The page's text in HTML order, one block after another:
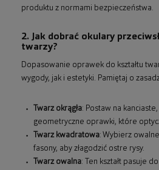
produktu z normami bezpieczeństwa.
2. Jak dobrać okulary
twarzy?
Dopasowanie oprawek do kształtu
wygody, jak i estetyki. Pamiętaj o
Twarz okrągła: Postaw na
geometryczne oprawki, które
Twarz kwadratowa: Wybierz
fasony, aby złagodzić ostre rysy.
Twarz owalna: Ten kształt pasuje